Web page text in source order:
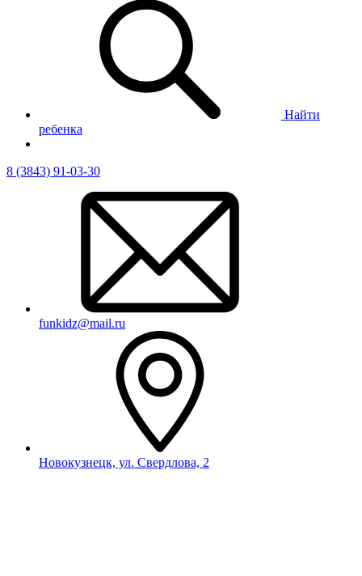
Найти
ребенка
8 (3843) 91-03-30
funkidz@mail.ru
Новокузнецк, ул. Свердлова, 2